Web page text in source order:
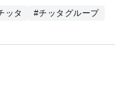
ッタ
#チッタグループ